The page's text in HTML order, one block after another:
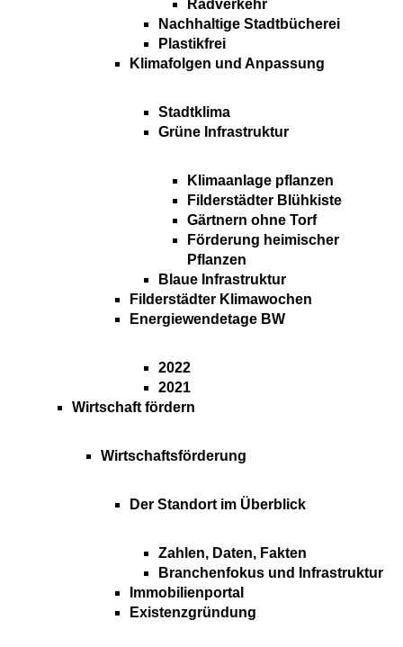
Radverkehr
Nachhaltige Stadtbücherei
Plastikfrei
Klimafolgen und Anpassung
Stadtklima
Grüne Infrastruktur
Klimaanlage pflanzen
Filderstädter Blühkiste
Gärtnern ohne Torf
Förderung heimischer
Pflanzen
Blaue Infrastruktur
Filderstädter Klimawochen
Energiewendetage BW
2022
2021
Wirtschaft fördern
Wirtschaftsförderung
Der Standort im Überblick
Zahlen, Daten, Fakten
Branchenfokus und Infrastruktur
Immobilienportal
Existenzgründung